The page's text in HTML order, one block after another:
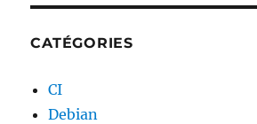
CATÉGORIES
CI
Debian